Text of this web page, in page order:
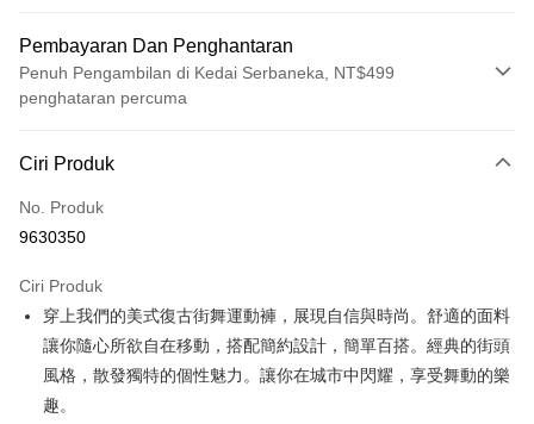
Pembayaran Dan Penghantaran
Penuh Pengambilan di Kedai Serbaneka, NT$499
penghataran percuma
Kad Kredit (Bayaran Penuh)
Pengambilan di Kedai Serbaneka
Apple Pay
JKOPAY
Easy Wallet
Ciri Produk
No. Produk
9630350
Ciri Produk
穿上我們的美式復古街舞運動褲，展現自信與時尚。舒適的面料
讓你隨心所欲自在移動，搭配簡約設計，簡單百搭。經典的街頭
風格，散發獨特的個性魅力。讓你在城市中閃耀，享受舞動的樂
趣。